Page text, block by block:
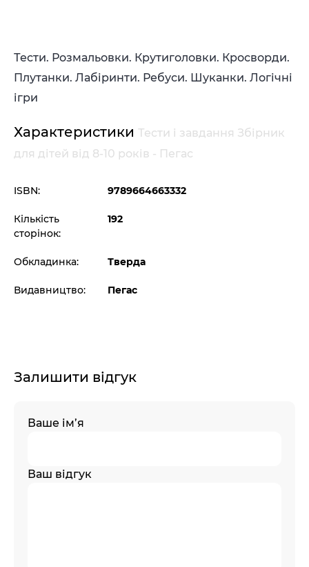
Тести. Розмальовки. Крутиголовки. Кросворди.
Плутанки. Лабіринти. Ребуси. Шуканки. Логічні
ігри
Характеристики Тести і завдання Збірник
для дітей від 8-10 років - Пегас
ISBN: 9789664663332
Кількість
сторінок:
192
Обкладинка: Тверда
Видавництво: Пегас
Залишити відгук
Ваше ім’я
Ваш відгук